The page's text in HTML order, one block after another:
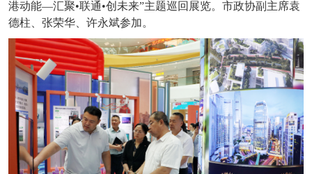
港动能—汇聚•联通•创未来”主题巡回展览。市政协副主席袁
德柱、张荣华、许永斌参加。